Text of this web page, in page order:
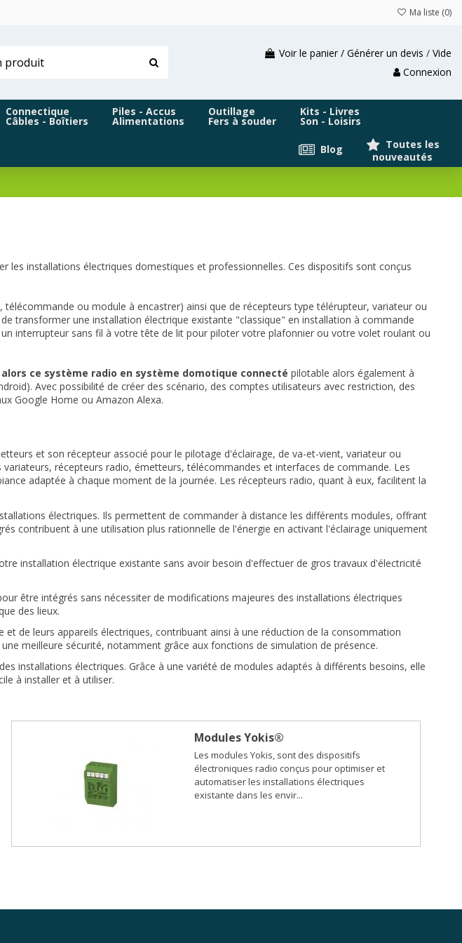
Ma liste (0)
Voir le panier / Générer un devis / Vide
Connexion
Connectique
Câbles - Boîtiers
Piles - Accus
Alimentations
Outillage
Fers à souder
Kits - Livres
Son - Loisirs
Toutes les
nouveautés
Blog
installations électriques domestiques et professionnelles. Ces dispositifs sont conçus
ou module à encastrer) ainsi que de récepteurs type télérupteur, variateur ou
transformer une installation électrique existante "classique" en installation à commande
interrupteur sans fil à votre tête de lit pour piloter votre plafonnier ou votre volet roulant ou
ce système radio en système domotique connecté pilotable alors également à
Avec possibilité de créer des scénario, des comptes utilisateurs avec restriction, des
Google Home ou Amazon Alexa.
et son récepteur associé pour le pilotage d'éclairage, de va-et-vient, variateur ou
récepteurs radio, émetteurs, télécommandes et interfaces de commande. Les
adaptée à chaque moment de la journée. Les récepteurs radio, quant à eux, facilitent la
électriques. Ils permettent de commander à distance les différents modules, offrant
contribuent à une utilisation plus rationnelle de l'énergie en activant l'éclairage uniquement
installation électrique existante sans avoir besoin d'effectuer de gros travaux d'électricité
être intégrés sans nécessiter de modifications majeures des installations électriques
des lieux.
de leurs appareils électriques, contribuant ainsi à une réduction de la consommation
meilleure sécurité, notamment grâce aux fonctions de simulation de présence.
installations électriques. Grâce à une variété de modules adaptés à différents besoins, elle
à installer et à utiliser.
Modules Yokis®
Les modules Yokis, sont des dispositifs
électroniques radio conçus pour optimiser et
automatiser les installations électriques
existante dans les envir...